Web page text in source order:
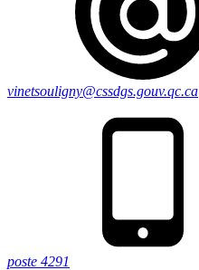
vinetsouligny@cssdgs.gouv.qc.ca
poste 4291